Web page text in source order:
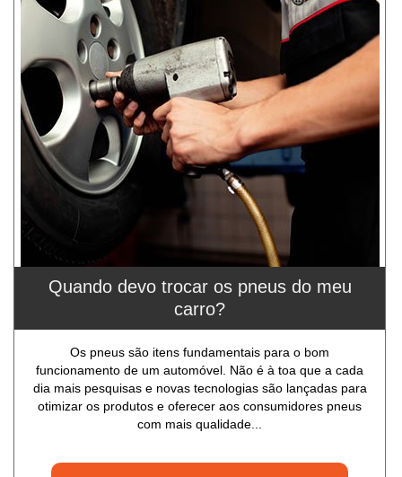
Quando devo trocar os pneus do meu
carro?
Os pneus são itens fundamentais para o bom
funcionamento de um automóvel. Não é à toa que a cada
dia mais pesquisas e novas tecnologias são lançadas para
otimizar os produtos e oferecer aos consumidores pneus
com mais qualidade...